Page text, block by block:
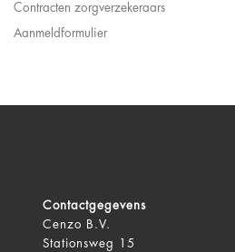
Contracten zorgverzekeraars
Aanmeldformulier
Contactgegevens
Cenzo B.V.
Stationsweg 15